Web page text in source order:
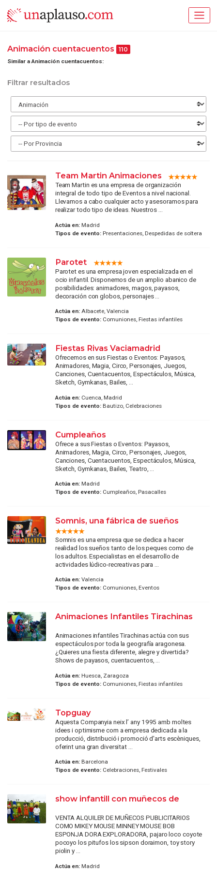
Animación cuentacuentos 110
Similar a Animación cuentacuentos:
Filtrar resultados
Team Martin Animaciones
Team Martin es una empresa de organización
integral de todo tipo de Eventos a nivel nacional.
Llevamos a cabo cualquier acto y asesoramos para
realizar todo tipo de ideas. Nuestros ...
Actúa en:Madrid
Tipos de evento:Presentaciones, Despedidas de soltera
Parotet
Parotet es una empresa joven especializada en el
ocio infantil. Disponemos de un amplio abanico de
posibilidades: animadores, magos, payasos,
decoración con globos, personajes ...
Actúa en:Albacete, Valencia
Tipos de evento:Comuniones, Fiestas infantiles
Fiestas Rivas Vaciamadrid
Ofrecemos en sus Fiestas o Eventos: Payasos,
Animadores, Magia, Circo, Personajes, Juegos,
Canciones, Cuentacuentos, Espectáculos, Música,
Sketch, Gymkanas, Bailes, ...
Actúa en:Cuenca, Madrid
Tipos de evento:Bautizo, Celebraciones
Cumpleaños
Ofrece a sus Fiestas o Eventos: Payasos,
Animadores, Magia, Circo, Personajes, Juegos,
Canciones, Cuentacuentos, Espectáculos, Música,
Sketch, Gymkanas, Bailes, Teatro, ...
Actúa en:Madrid
Tipos de evento:Cumpleaños, Pasacalles
Somnis, una fábrica de sueños
Somnis es una empresa que se dedica a hacer
realidad los sueños tanto de los peques como de
los adultos. Especialistas en el desarrollo de
actividades lúdico-recreativas para ...
Actúa en:Valencia
Tipos de evento:Comuniones, Eventos
Animaciones Infantiles Tirachinas
Animaciones infantiles Tirachinas actúa con sus
espectáculos por toda la geografía aragonesa.
¿Quieres una fiesta diferente, alegre y divertida?
Shows de payasos, cuentacuentos, ...
Actúa en:Huesca, Zaragoza
Tipos de evento:Comuniones, Fiestas infantiles
Topguay
Aquesta Companyia neix l’ any 1995 amb moltes
idees i optimisme com a empresa dedicada a la
producció, distribució i promoció d'arts escèniques,
oferint una gran diversitat ...
Actúa en:Barcelona
Tipos de evento:Celebraciones, Festivales
show infantill con muñecos de
VENTA ALQUILER DE MUÑECOS PUBLICITARIOS
COMO MIKEY MOUSE MINNEY MOUSE BOB
ESPONJA DORA EXPLORADORA, pajaro loco coyote
pocoyo los pitufos los sipson doraimon, toy story
piolin y ...
Actúa en:Madrid